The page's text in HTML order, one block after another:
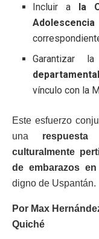
Incluir a la
Adolescencia
Garantizar
departamental
vínculo con la
Este esfuerzo
una
culturalmente
de embarazos
digno de Uspantán.
Por Max
Quiché